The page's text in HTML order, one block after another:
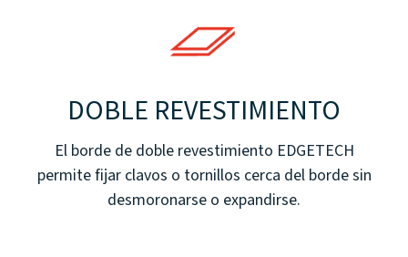
DOBLE REVESTIMIENTO
El borde de doble revestimiento EDGETECH
permite fijar clavos o tornillos cerca del borde sin
desmoronarse o expandirse.